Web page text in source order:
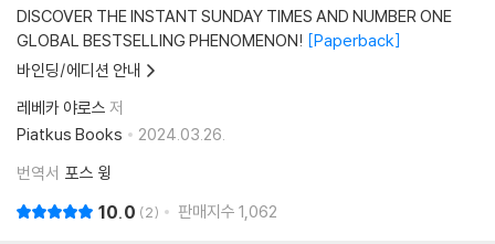
DISCOVER THE INSTANT SUNDAY TIMES AND NUMBER ONE
GLOBAL BESTSELLING PHENOMENON! Paperback
바인딩/에디션 안내
레베카 야로스 저
Piatkus Books
2024.03.26.
번역서 포스 윙
10.0 2 판매지수 1,062